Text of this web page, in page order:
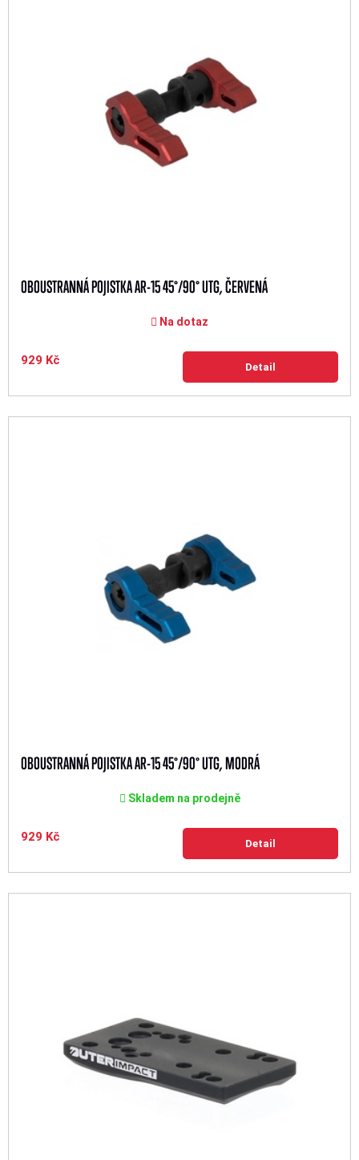
OBOUSTRANNÁ POJISTKA AR-15 45°/90° UTG, ČERVENÁ
Na dotaz
929 Kč Detail
OBOUSTRANNÁ POJISTKA AR-15 45°/90° UTG, MODRÁ
Skladem na prodejně
929 Kč Detail